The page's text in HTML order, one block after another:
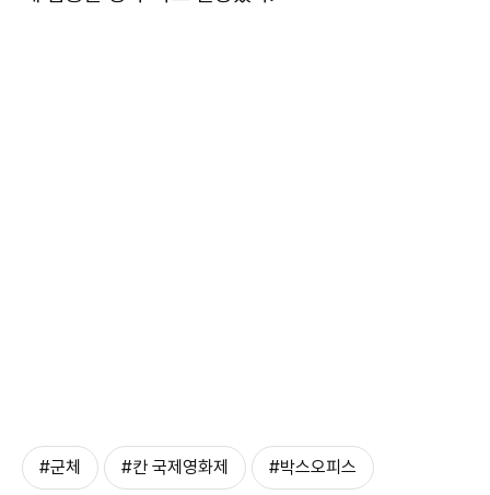
#군체 #칸 국제영화제 #박스오피스